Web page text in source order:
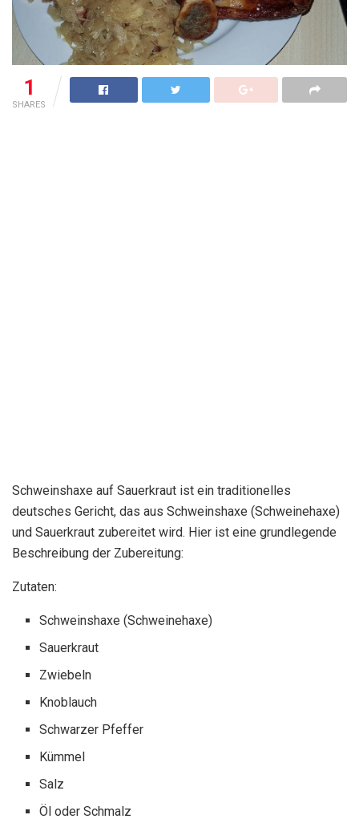
1
SHARES
Schweinshaxe auf Sauerkraut ist ein traditionelles
deutsches Gericht, das aus Schweinshaxe (Schweinehaxe)
und Sauerkraut zubereitet wird. Hier ist eine grundlegende
Beschreibung der Zubereitung:
Zutaten:
Schweinshaxe (Schweinehaxe)
Sauerkraut
Zwiebeln
Knoblauch
Schwarzer Pfeffer
Kümmel
Salz
Öl oder Schmalz